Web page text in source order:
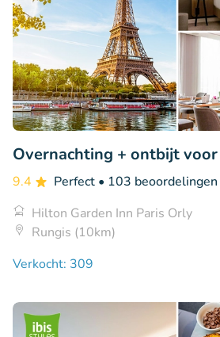
Overnachting + ontbijt
9.4 Perfect • 103 beoordelingen
Hilton Garden Inn Paris Orly
Rungis (10km)
Verkocht: 309